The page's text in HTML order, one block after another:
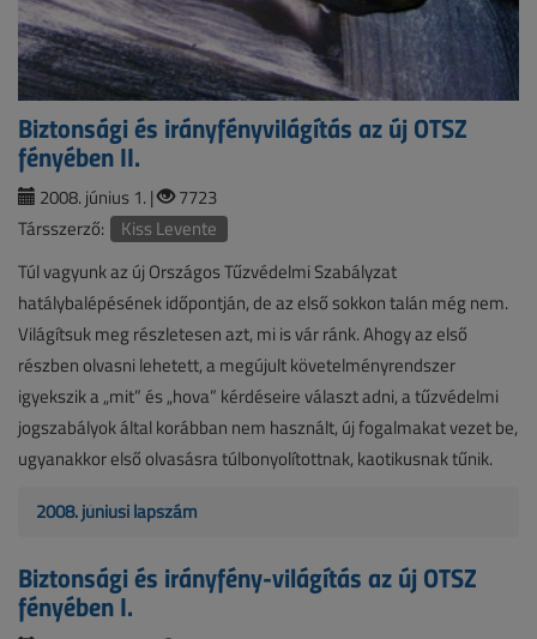
Biztonsági és irányfényvilágítás az új OTSZ
fényében II.
2008. június 1. |
7723
Társszerző:
Kiss Levente
Túl vagyunk az új Országos Tűzvédelmi Szabályzat
hatálybalépésének időpontján, de az első sokkon talán még nem.
Világítsuk meg részletesen azt, mi is vár ránk. Ahogy az első
részben olvasni lehetett, a megújult követelményrendszer
igyekszik a „mit” és „hova” kérdéseire választ adni, a tűzvédelmi
jogszabályok által korábban nem használt, új fogalmakat vezet be,
ugyanakkor első olvasásra túlbonyolítottnak, kaotikusnak tűnik.
2008. júniusi lapszám
Biztonsági és irányfény-világítás az új OTSZ
fényében I.